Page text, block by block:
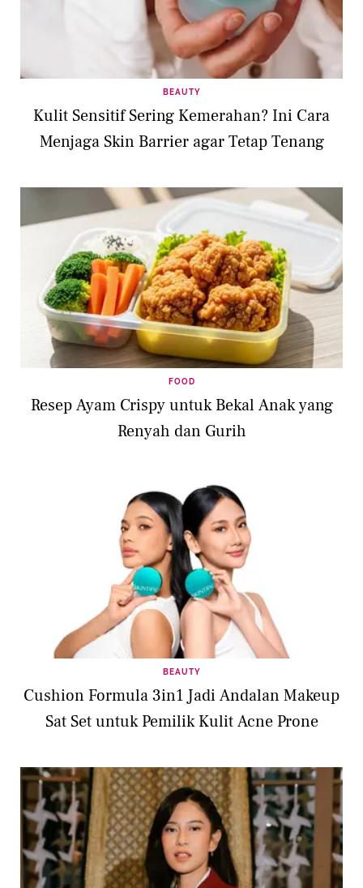
BEAUTY
Kulit Sensitif Sering Kemerahan? Ini Cara
Menjaga Skin Barrier agar Tetap Tenang
FOOD
Resep Ayam Crispy untuk Bekal Anak yang
Renyah dan Gurih
BEAUTY
Cushion Formula 3in1 Jadi Andalan Makeup
Sat Set untuk Pemilik Kulit Acne Prone